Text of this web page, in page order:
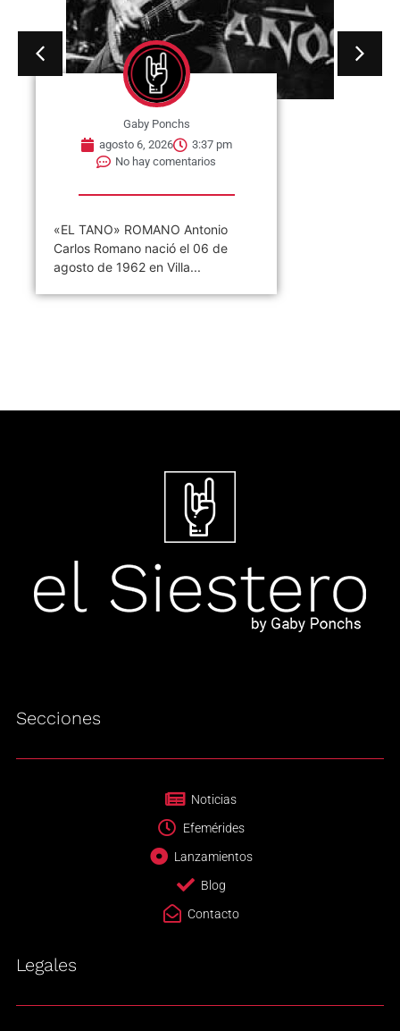
Gaby Ponchs
agosto 6, 2026
3:37 pm
No hay comentarios
«EL TANO» ROMANO Antonio
Carlos Romano nació el 06 de
agosto de 1962 en Villa...
Secciones
Noticias
Efemérides
Lanzamientos
Blog
Contacto
Legales